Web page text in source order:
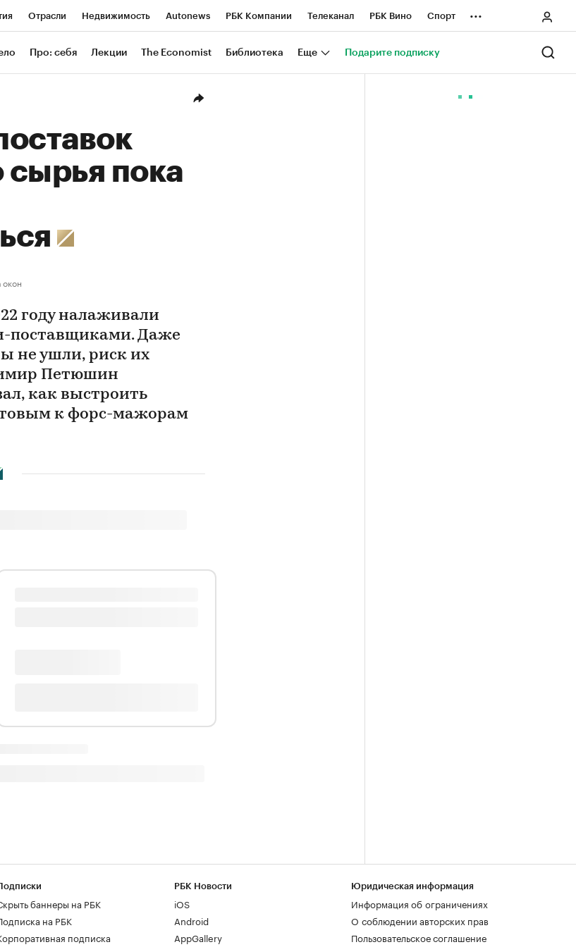
Отрасли Недвижимость Autonews РБК Компании Телеканал РБК Вино Спорт
РБК Life Тренды Визионеры Национальные проекты Город
...
Про: себя Лекции The Economist Библиотека Еще Подарите подписку
сырья пока
окон
году налаживали
поставщиками. Даже
не ушли, риск их
Петюшин
как выстроить
к форс-мажорам
баннеры на РБК
на РБК
подписка
РБК Новости
iOS
Android
AppGallery
Юридическая информация
Информация об ограничениях
О соблюдении авторских прав
Пользовательское соглашение